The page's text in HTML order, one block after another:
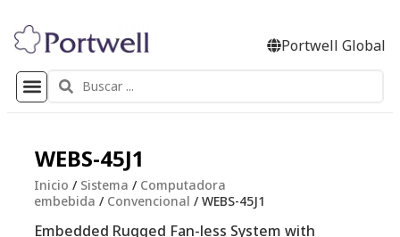
Portwell Global
WEBS-45J1
Inicio / Sistema / Computadora
embebida / Convencional / WEBS-45J1
Embedded Rugged Fan-less System with